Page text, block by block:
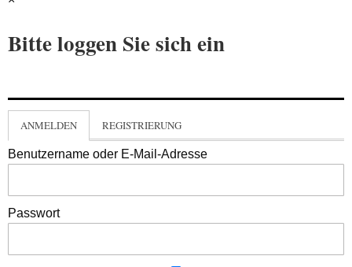
Bitte loggen Sie sich ein
ANMELDEN REGISTRIERUNG
Benutzername oder E-Mail-Adresse
Passwort